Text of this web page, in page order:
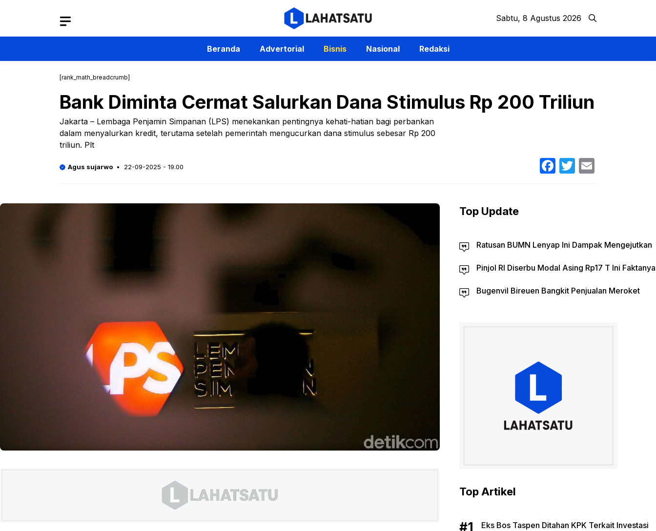
Sabtu, 8 Agustus 2026
Beranda Advertorial Bisnis Nasional Redaksi
[rank_math_breadcrumb]
Bank Diminta Cermat Salurkan Dana Stimulus Rp 200 Triliun
Jakarta – Lembaga Penjamin Simpanan (LPS) menekankan pentingnya kehati-hatian bagi perbankan
dalam menyalurkan kredit, terutama setelah pemerintah mengucurkan dana stimulus sebesar Rp 200
triliun. Plt
Agus sujarwo 22-09-2025 - 19.00 Facebook
Twitter
Top Update
Ratusan BUMN Lenyap Ini Dampak Mengejutkan
Pinjol RI Diserbu Modal Asing Rp17 T Ini Faktanya
Bugenvil Bireuen Bangkit Penjualan Meroket
Top Artikel
Eks Bos Taspen Ditahan KPK Terkait Investasi